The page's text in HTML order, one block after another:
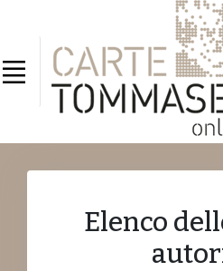
Elenco